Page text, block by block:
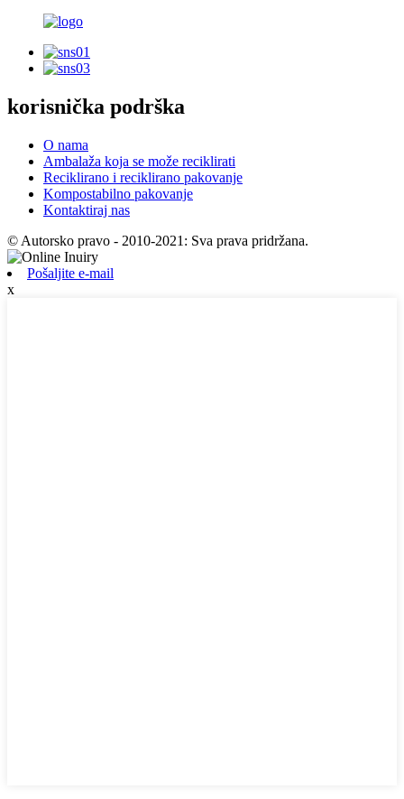
korisnička podrška
O nama
Ambalaža koja se može reciklirati
Reciklirano i reciklirano pakovanje
Kompostabilno pakovanje
Kontaktiraj nas
© Autorsko pravo - 2010-2021: Sva prava pridržana.
Pošaljite e-mail
x